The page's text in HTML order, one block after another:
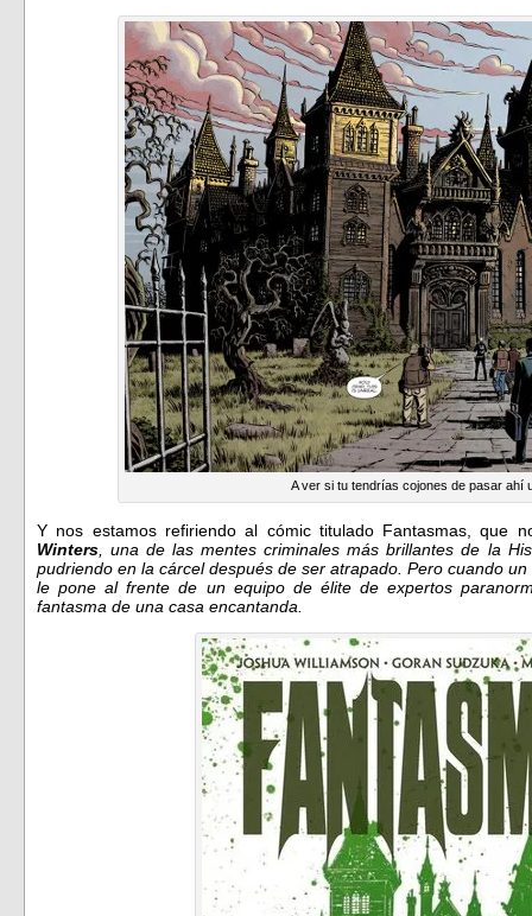
A ver si tu tendrías cojones de pasar ahí
Y nos estamos refiriendo al cómic titulado Fantasmas, que
Winters , una de las mentes criminales más brillantes de la
pudriendo en la cárcel después de ser atrapado. Pero cuando
le pone al frente de un equipo de élite de expertos
fantasma de una casa encantanda.